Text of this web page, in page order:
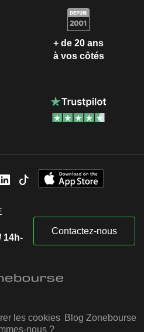
+ de 20 ans
à vos côtés
14h-
Contactez-nous
les cookies Blog Zonebourse
nous ?